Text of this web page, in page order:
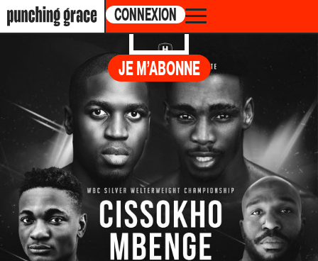
CONNEXION
JE M’ABONNE
MBILLIvs.
ALEXANDER
NEODIF XXL DE NANTES, PARC DES
EXPOSITIONS 44300, NANTES, FRANCE
17.12.2022 /2:00PM ET